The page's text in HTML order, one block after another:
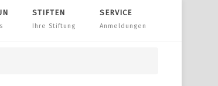
STIFTEN
Ihre Stiftung
SERVICE
Anmeldungen